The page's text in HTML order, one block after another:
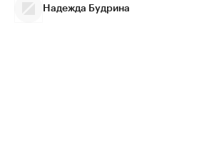
Надежда Будрина